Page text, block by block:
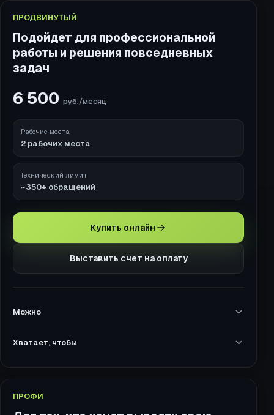
ПРОДВИНУТЫЙ
Подойдет для профессиональной
работы и решения повседневных
задач
6 500 руб./месяц
Рабочие места
2 рабочих места
Технический лимит
~350+ обращений
Купить онлайн
Выставить счет на оплату
Можно
Хватает, чтобы
ПРОФИ